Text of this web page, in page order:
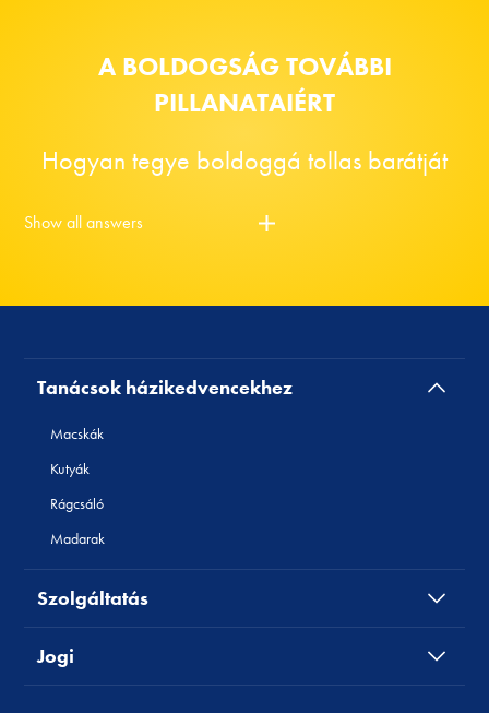
A BOLDOGSÁG TOVÁBBI
PILLANATAIÉRT
Hogyan tegye boldoggá tollas barátját
Show all answers
Tanácsok házikedvencekhez
Macskák
Kutyák
Rágcsáló
Madarak
Szolgáltatás
Jogi